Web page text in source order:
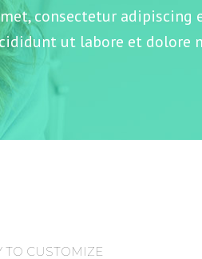
consectetur adipiscing
ut labore et dolore
TO CUSTOMIZE